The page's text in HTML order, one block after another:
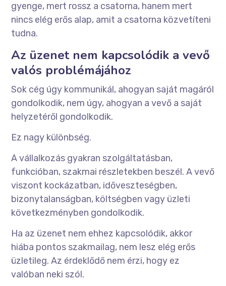
gyenge, mert rossz a csatorna, hanem mert
nincs elég erős alap, amit a csatorna közvetíteni
tudna.
Az üzenet nem kapcsolódik a vevő
valós problémájához
Sok cég úgy kommunikál, ahogyan saját magáról
gondolkodik, nem úgy, ahogyan a vevő a saját
helyzetéről gondolkodik.
Ez nagy különbség.
A vállalkozás gyakran szolgáltatásban,
funkcióban, szakmai részletekben beszél. A vevő
viszont kockázatban, időveszteségben,
bizonytalanságban, költségben vagy üzleti
következményben gondolkodik.
Ha az üzenet nem ehhez kapcsolódik, akkor
hiába pontos szakmailag, nem lesz elég erős
üzletileg. Az érdeklődő nem érzi, hogy ez
valóban neki szól.